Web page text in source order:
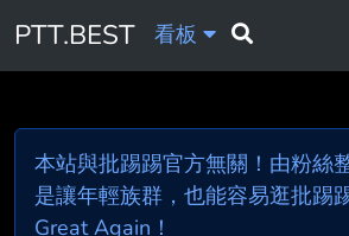
PTT.BEST 看板
本站與批踢踢官方無關！由粉絲
是讓年輕族群，也能容易逛批踢
Great Again！